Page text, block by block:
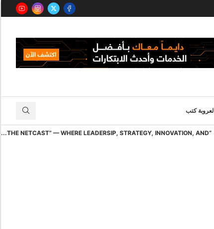
العروبة كتب
“THE NETCAST” — WHERE LEADERSIP, STRATEGY, INNOVATION, AND...